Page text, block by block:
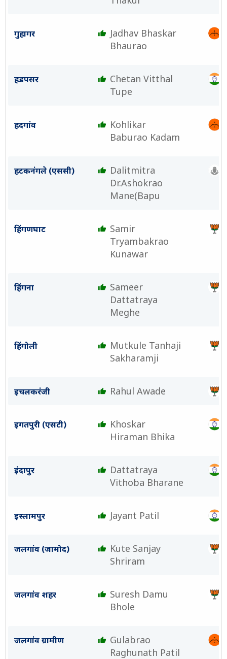
गुहागर
Jadhav Bhaskar
Bhaurao
हडपसर
Chetan Vitthal
Tupe
हदगांव
Kohlikar
Baburao Kadam
हटकनंगले (एससी)
Dalitmitra
Dr.Ashokrao
Mane(Bapu
हिंगणघाट
Samir
Tryambakrao
Kunawar
हिंगना
Sameer
Dattatraya
Meghe
हिंगोली
Mutkule Tanhaji
Sakharamji
इचलकरंजी Rahul Awade
इगतपुरी (एसटी)
Khoskar
Hiraman Bhika
इंदापुर
Dattatraya
Vithoba Bharane
इस्लामपुर Jayant Patil
जलगांव (जामोद)
Kute Sanjay
Shriram
जलगांव शहर
Suresh Damu
Bhole
जलगांव ग्रामीण
Gulabrao
Raghunath Patil